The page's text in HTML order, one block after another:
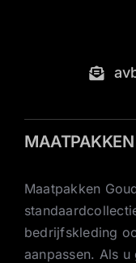
Maatpakken
bedrijfskleding
aanpassen. Als